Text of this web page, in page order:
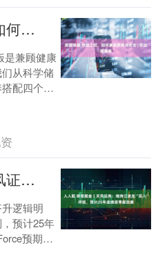
聚盈策略 带饭上班，如何兼顾营养与安全 | 吃出健康来
是兼顾健康
从科学储
配四个维
的健康带
人人配 研报掘金丨天风证券：维持江波龙“买入”评级，预计25年业绩逐季度改善
逻辑明
预计25年
预期